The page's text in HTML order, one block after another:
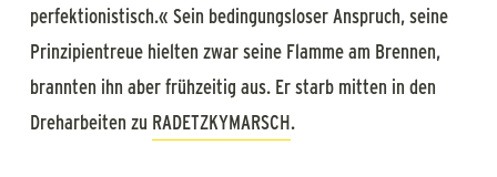
perfektionistisch.« Sein bedingungsloser Anspruch, seine
Prinzipientreue hielten zwar seine Flamme am Brennen,
brannten ihn aber frühzeitig aus. Er starb mitten in den
Dreharbeiten zu RADETZKYMARSCH.